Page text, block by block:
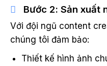
Bước 2: Sản xuất
Với đội ngũ content
chúng tôi đảm bảo:
Thiết kế hình ảnh